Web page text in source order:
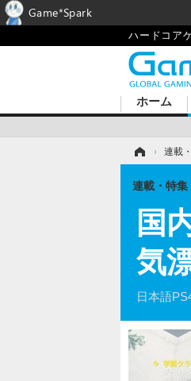
ハードコア
ホーム
› 連載
国
気
日本語
連載・特集
Game*Spark